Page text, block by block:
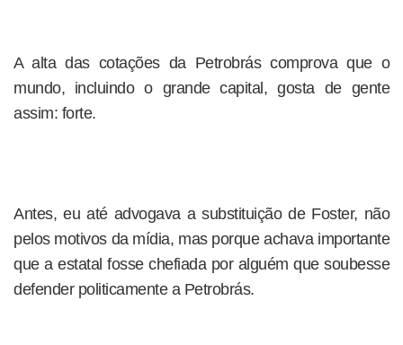
A alta das cotações da Petrobrás comprova que o
mundo, incluindo o grande capital, gosta de gente
assim: forte.
Antes, eu até advogava a substituição de Foster, não
pelos motivos da mídia, mas porque achava importante
que a estatal fosse chefiada por alguém que soubesse
defender politicamente a Petrobrás.